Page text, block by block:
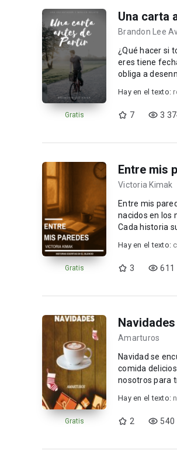
Gratis
Una carta
Brandon Lee
¿Qué hacer si
eres tiene
obliga a
Hay en el texto:
7 3
Gratis
Entre mis
Victoria Kimak
Entre mis
nacidos en los
Cada historia
Hay en el texto:
3 611
Gratis
Navidades
Amarturos
Navidad se
comida
nosotros para
Hay en el texto:
2 540